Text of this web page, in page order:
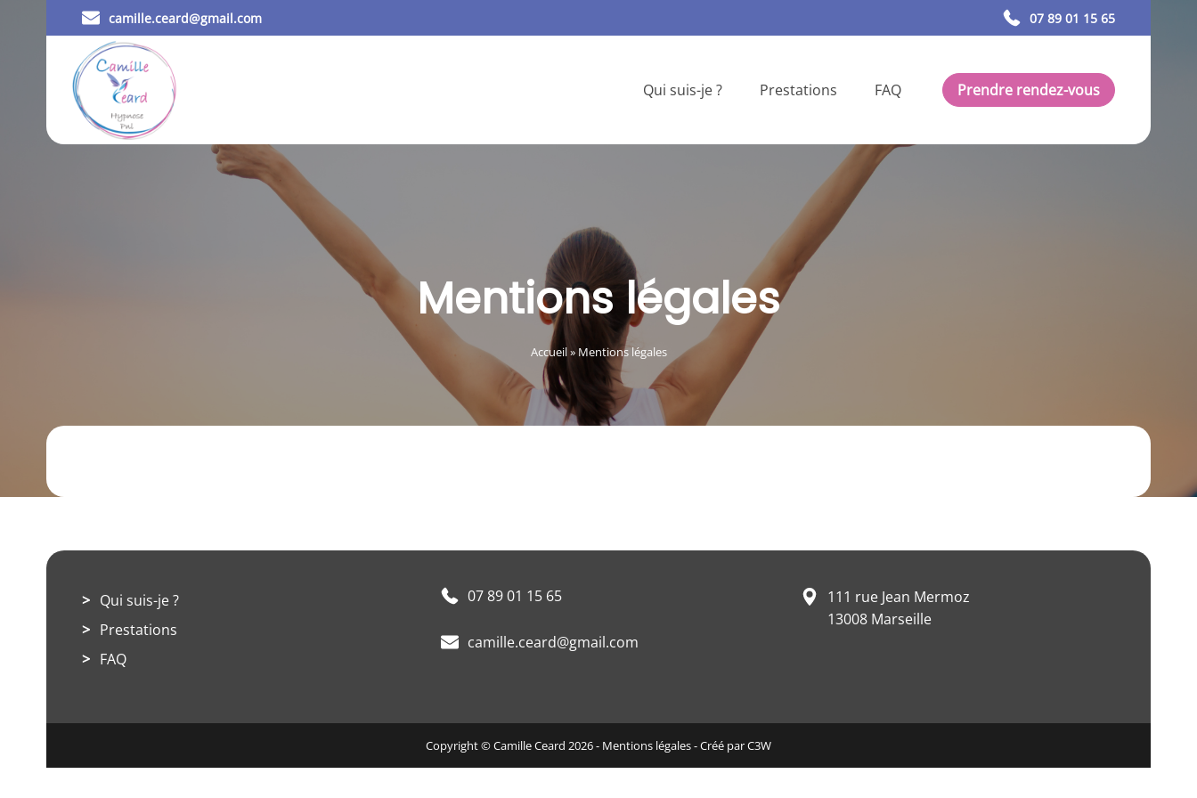
camille.ceard@gmail.com 07 89 01 15 65
Qui suis-je ? Prestations FAQ Prendre rendez-vous
Mentions légales
Accueil» Mentions légales
Qui suis-je ?
Prestations
FAQ
07 89 01 15 65
camille.ceard@gmail.com
111 rue Jean Mermoz
13008 Marseille
Copyright © Camille Ceard 2026 - Mentions légales- Créé parC3W